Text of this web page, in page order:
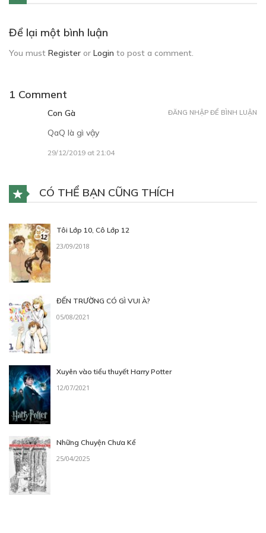
Để lại một bình luận
You must Register or Login to post a comment.
1 Comment
Con Gà
QaQ là gì vậy
29/12/2019 at 21:04
ĐĂNG NHẬP ĐỂ BÌNH LUẬN
CÓ THỂ BẠN CŨNG THÍCH
Tôi Lớp 10, Cô Lớp 12
23/09/2018
ĐẾN TRƯỜNG CÓ GÌ VUI À?
05/08/2021
Xuyên vào tiểu thuyết Harry Potter
12/07/2021
Những Chuyện Chưa Kể
25/04/2025